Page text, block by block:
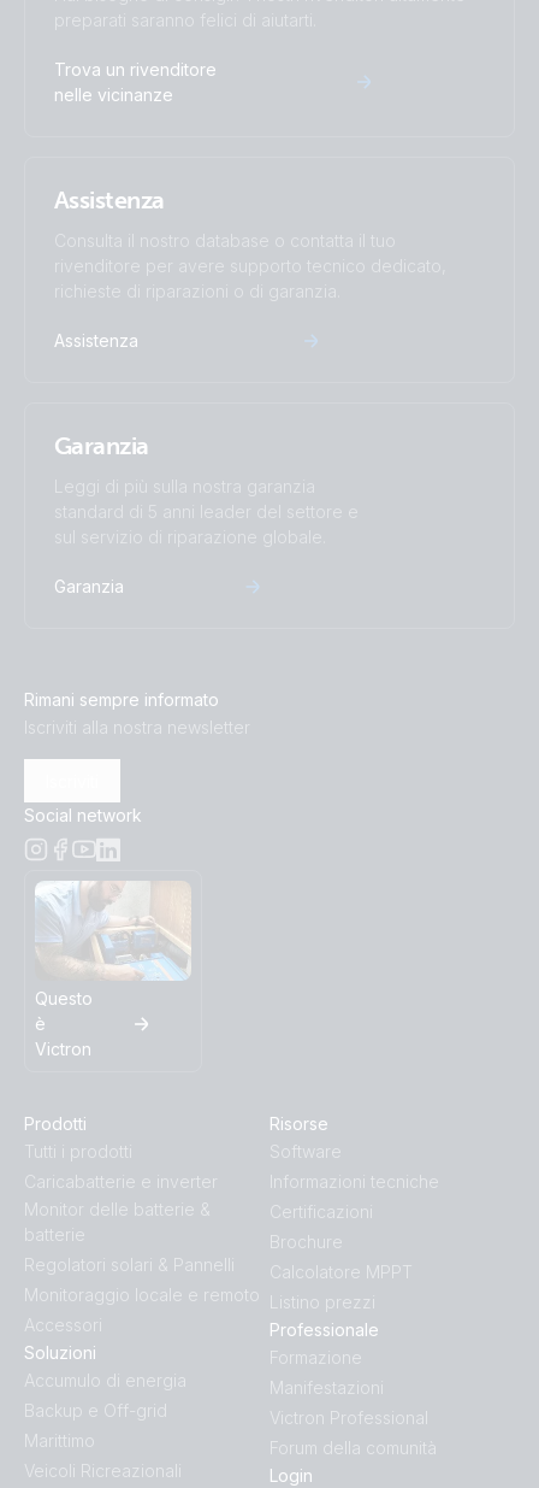
preparati saranno felici di aiutarti.
Trova un rivenditore
nelle vicinanze
Assistenza
Consulta il nostro database o contatta il tuo
rivenditore per avere supporto tecnico dedicato,
richieste di riparazioni o di garanzia.
Assistenza
Garanzia
Leggi di più sulla nostra garanzia
standard di 5 anni leader del settore e
sul servizio di riparazione globale.
Garanzia
Rimani sempre informato
Iscriviti alla nostra newsletter
Social network
Questo
è
Victron
Prodotti
Tutti i prodotti
Caricabatterie e inverter
Monitor delle batterie &
batterie
Regolatori solari & Pannelli
Monitoraggio locale e remoto
Accessori
Soluzioni
Accumulo di energia
Backup e Off-grid
Marittimo
Veicoli Ricreazionali
Risorse
Software
Informazioni tecniche
Certificazioni
Brochure
Calcolatore MPPT
Listino prezzi
Professionale
Formazione
Manifestazioni
Victron Professional
Forum della comunità
Login